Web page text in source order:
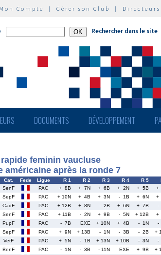
Mon Compte | Gérer son Club | Directeurs
Rechercher dans le site
DOCUMENTS DÉVELOPPEMENT
rapide feminin vaucluse
américaine après la ronde 7
Cat. Fede Ligue R 1 R 2 R 3 R 4 R 5
SenF PAC + 8B + 7N + 6B + 2N + 5B +
SepF PAC + 10N + 4B + 3N - 1B + 6N +
CadF PAC + 12B + 8N - 2B + 6N + 7B -
SenF PAC + 11B - 2N + 9B - 5N + 12B +
PupF PAC - 7B EXE + 10N + 4B - 1N -
SepF PAC + 9N + 13B - 1N - 3B - 2B +
VetF PAC + 5N - 1B + 13N + 10B - 3N -
BenF PAC - 1N - 3B - 11N EXE + 9B +